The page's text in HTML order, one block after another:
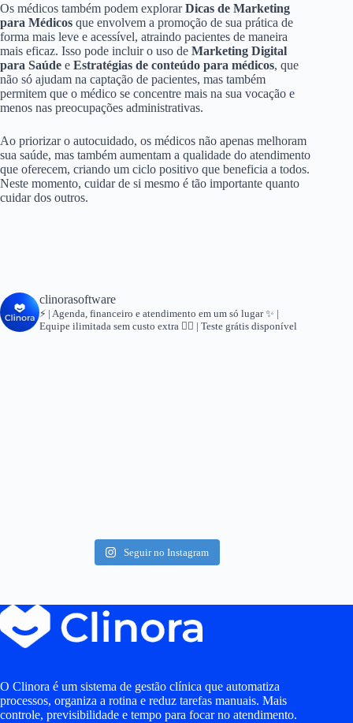
Os médicos também podem explorarDicas de Marketing
para Médicos que envolvem a promoção de sua prática de
forma mais leve e acessível, atraindo pacientes de maneira
mais eficaz. Isso pode incluir o uso de Marketing Digital
para Saúde e Estratégias de conteúdo para médicos, que
não só ajudam na captação de pacientes, mas também
permitem que o médico se concentre mais na sua vocação e
menos nas preocupações administrativas.
Ao priorizar o autocuidado, os médicos não apenas melhoram
sua saúde, mas também aumentam a qualidade do atendimento
que oferecem, criando um ciclo positivo que beneficia a todos.
Neste momento, cuidar de si mesmo é tão importante quanto
cuidar dos outros.
clinorasoftware
⚡ | Agenda, financeiro e atendimento em um só lugar✨ |
Equipe ilimitada sem custo extra 👇🏻 | Teste grátis disponível
Seguir no Instagram
O Clinora é um sistema de gestão clínica que automatiza
processos, organiza a rotina e reduz tarefas manuais. Mais
controle, previsibilidade e tempo para focar no atendimento.